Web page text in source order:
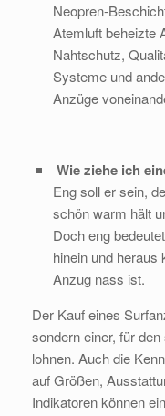
Neopren-
Atemluft beheizte
Nahtschutz,
Systeme und
Anzüge
Wie ziehe ich
Eng soll er sein,
schön warm hält
Doch eng
hinein und
Anzug nass ist.
Der Kauf eines
sondern einer, für
lohnen. Auch die
auf Größen,
Indikatoren können